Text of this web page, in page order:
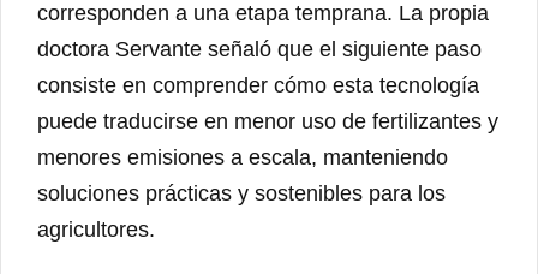
corresponden a una etapa temprana. La propia
doctora Servante señaló que el siguiente paso
consiste en comprender cómo esta tecnología
puede traducirse en menor uso de fertilizantes y
menores emisiones a escala, manteniendo
soluciones prácticas y sostenibles para los
agricultores.